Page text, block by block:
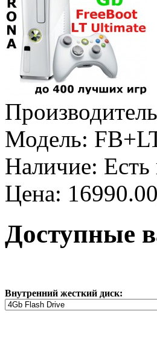
Модель:
Наличие:
Цена:
Доступные
Внутренний жесткий диск: